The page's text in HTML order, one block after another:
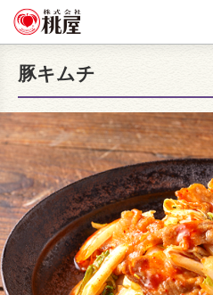
豚キムチ